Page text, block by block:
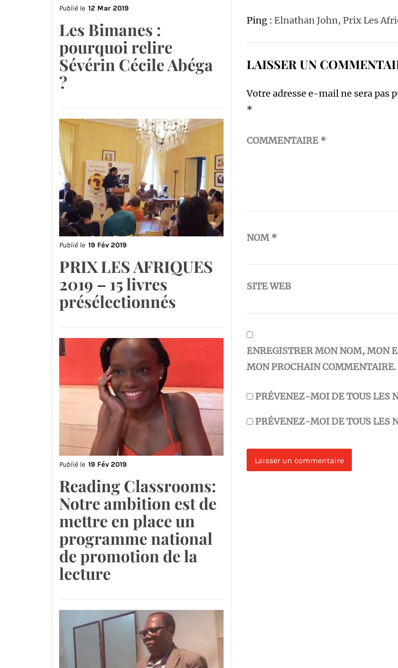
Ping :Elnathan John, Prix Les
LAISSER UN
Votre adresse e-mail ne sera pas
*
COMMENTAIRE *
NOM*
SITE WEB
ENREGISTRER MON NOM, MON
MON PROCHAIN COMMENTAIRE.
PRÉVENEZ-MOI DE TOUS LES
PRÉVENEZ-MOI DE TOUS LES
Publié le 12 Mar 2019
Les Bimanes :
pourquoi relire
Sévérin Cécile Abéga
?
Publié le 19 Fév 2019
PRIX LES AFRIQUES
2019 – 15 livres
présélectionnés
Publié le 19 Fév 2019
Reading Classrooms:
Notre ambition est de
mettre en place un
programme national
de promotion de la
lecture